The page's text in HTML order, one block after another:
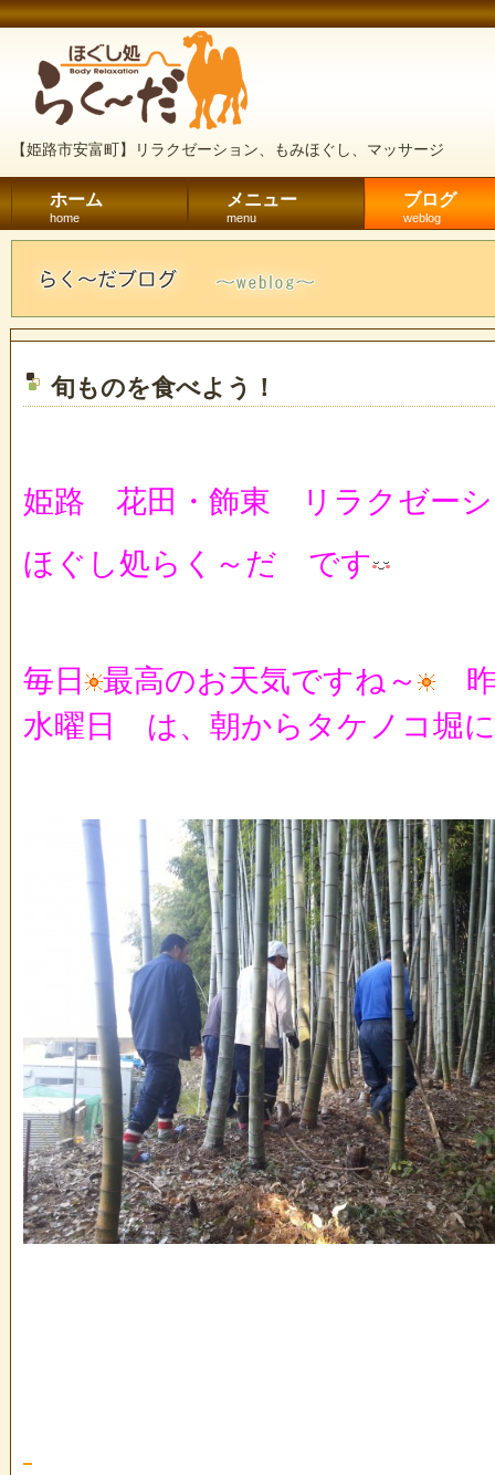
【姫路市安富町】リラクゼーション、もみほぐし、マッサージ
ホーム
home
メニュー
menu
ブログ
weblog
旬ものを食べよう！
姫路 花田・飾東 リラクゼー
ほぐし処らく～だ です
毎日 最高のお天気ですね～
昨
水曜日 は、朝からタケノコ堀